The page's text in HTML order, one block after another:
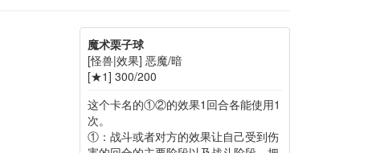
魔术栗子球
[怪兽|效果] 恶魔/暗
[★1] 300/200
这个卡名的①②的效果1回合各能使用1
次。
①：战斗或者对方的效果让自己受到伤